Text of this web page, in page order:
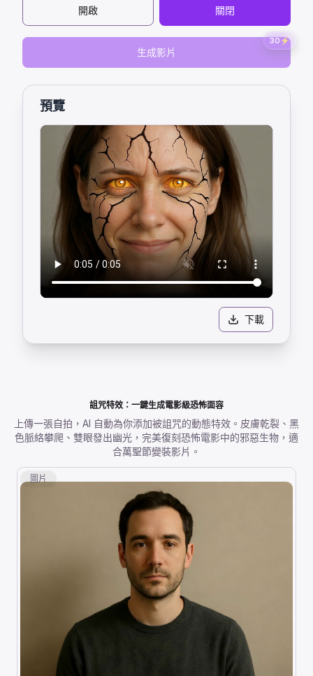
開啟 關閉
30 ⚡
生成影片
預覽
下載
詛咒特效：一鍵生成電影級恐怖面容
上傳一張自拍，AI 自動為你添加被詛咒的動態特效。皮膚乾裂、黑
色脈絡攀爬、雙眼發出幽光，完美復刻恐怖電影中的邪惡生物，適
合萬聖節變裝影片。
圖片